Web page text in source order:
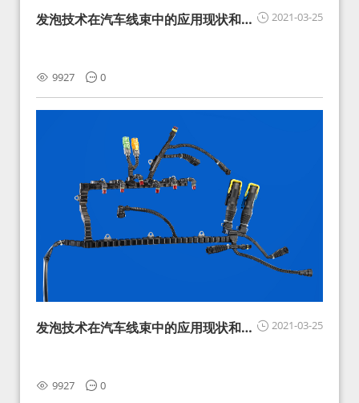
2021-03-25
发泡技术在汽车线束中的应用现状和展
9927 0
2021-03-25
发泡技术在汽车线束中的应用现状和展
9927 0